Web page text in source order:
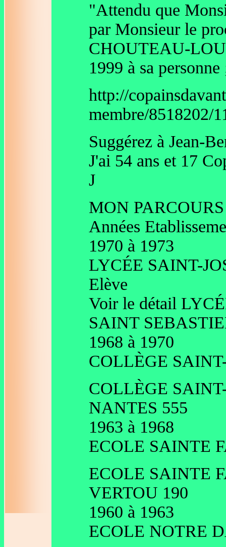
"Attendu que
par Monsieur le
CHOUTEAU-
1999 à sa
http://
membre/8518202/
Suggérez à Jean-
J'ai 54 ans et 17
J
MON
Années
1970 à 1973
LYCÉE SAINT-
Elève
Voir le détail
SAINT
1968 à 1970
COLLÈGE
COLLÈGE
NANTES 555
1963 à 1968
ECOLE SAINTE
ECOLE SAINTE
VERTOU 190
1960 à 1963
ECOLE NOTRE